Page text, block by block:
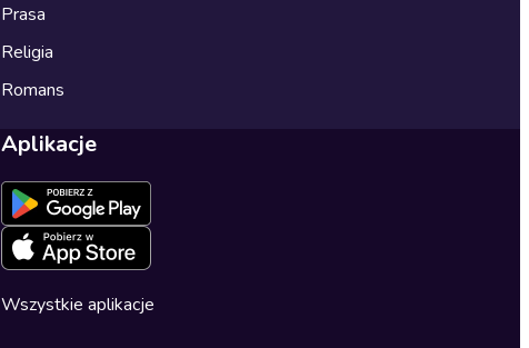
Prasa
Religia
Romans
Aplikacje
Wszystkie aplikacje